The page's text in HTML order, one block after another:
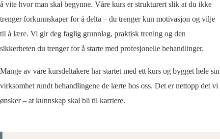
å vite hvor man skal begynne. Våre kurs er strukturert slik at du ikke
trenger forkunnskaper for å delta – du trenger kun motivasjon og vilje
til å lære. Vi gir deg faglig grunnlag, praktisk trening og den
sikkerheten du trenger for å starte med profesjonelle behandlinger.
Mange av våre kursdeltakere har startet med ett kurs og bygget hele sin
virksomhet rundt behandlingene de lærte hos oss. Det er nettopp det vi
ønsker – at kunnskap skal bli til karriere.